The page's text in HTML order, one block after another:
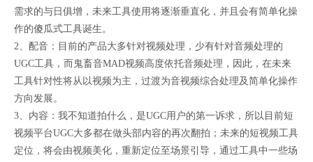
需求的与日俱增，未来工具使用将逐渐垂直化，并且会有简单化操
作的傻瓜式工具诞生。
2、配音：目前的产品大多针对视频处理，少有针对音频处理的
UGC工具，而鬼畜音MAD视频高度依托音频处理，因此，在未来
工具针对性将从以视频为主，过渡为音视频综合处理及简单化操作
方向发展。
3、内容：我不知道拍什么，是UGC用户的第一诉求，所以目前短
视频平台UGC大多都在做头部内容的再次翻拍；未来的短视频工具
定位，将会由视频美化，重新定位至场景引导，通过工具中一些场